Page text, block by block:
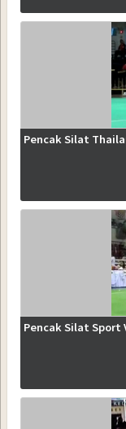
Pencak Silat
Pencak Silat Sport